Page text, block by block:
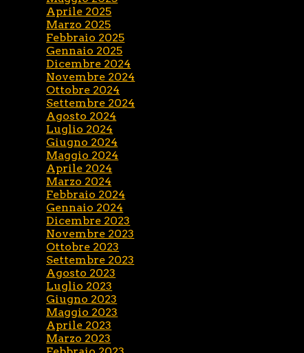
Aprile 2025
Marzo 2025
Febbraio 2025
Gennaio 2025
Dicembre 2024
Novembre 2024
Ottobre 2024
Settembre 2024
Agosto 2024
Luglio 2024
Giugno 2024
Maggio 2024
Aprile 2024
Marzo 2024
Febbraio 2024
Gennaio 2024
Dicembre 2023
Novembre 2023
Ottobre 2023
Settembre 2023
Agosto 2023
Luglio 2023
Giugno 2023
Maggio 2023
Aprile 2023
Marzo 2023